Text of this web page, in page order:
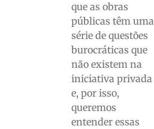
que as obras
públicas têm uma
série de questões
burocráticas que
não existem na
iniciativa privada
e, por isso,
queremos
entender essas